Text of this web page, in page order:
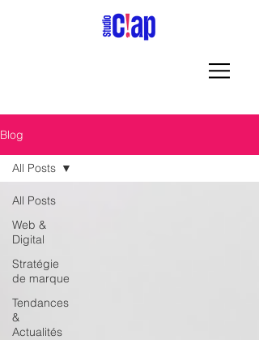
Blog
All Posts
Web &
Digital
Stratégie
de marque
Tendances
&
Actualités
All Posts